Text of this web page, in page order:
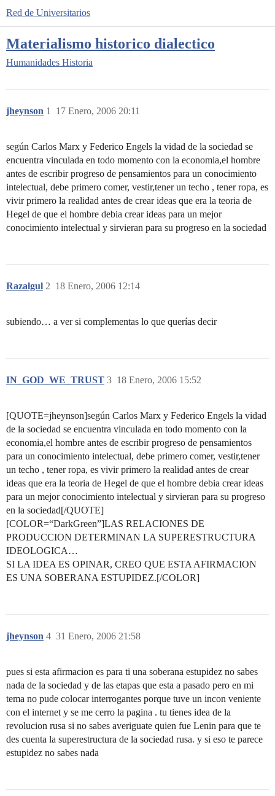
Red de Universitarios
Materialismo historico dialectico
Humanidades Historia
jheynson 17 Enero, 2006 20:11
1
según Carlos Marx y Federico Engels la vidad de la sociedad se
encuentra vinculada en todo momento con la economia,el hombre
antes de escribir progreso de pensamientos para un conocimiento
intelectual, debe primero comer, vestir,tener un techo , tener ropa, es
vivir primero la realidad antes de crear ideas que era la teoria de
Hegel de que el hombre debia crear ideas para un mejor
conocimiento intelectual y sirvieran para su progreso en la sociedad
Razalgul 18 Enero, 2006 12:14
2
subiendo… a ver si complementas lo que querías decir
IN_GOD_WE_TRUST 18 Enero, 2006 15:52
3
[QUOTE=jheynson]según Carlos Marx y Federico Engels la vidad
de la sociedad se encuentra vinculada en todo momento con la
economia,el hombre antes de escribir progreso de pensamientos
para un conocimiento intelectual, debe primero comer, vestir,tener
un techo , tener ropa, es vivir primero la realidad antes de crear
ideas que era la teoria de Hegel de que el hombre debia crear ideas
para un mejor conocimiento intelectual y sirvieran para su progreso
en la sociedad[/QUOTE]
[COLOR=“DarkGreen”]LAS RELACIONES DE
PRODUCCION DETERMINAN LA SUPERESTRUCTURA
IDEOLOGICA…
SI LA IDEA ES OPINAR, CREO QUE ESTA AFIRMACION
ES UNA SOBERANA ESTUPIDEZ.[/COLOR]
jheynson 31 Enero, 2006 21:58
4
pues si esta afirmacion es para ti una soberana estupidez no sabes
nada de la sociedad y de las etapas que esta a pasado pero en mi
tema no pude colocar interrogantes porque tuve un incon veniente
con el internet y se me cerro la pagina . tu tienes idea de la
revolucion rusa si no sabes averiguate quien fue Lenin para que te
des cuenta la superestructura de la sociedad rusa. y si eso te parece
estupidez no sabes nada